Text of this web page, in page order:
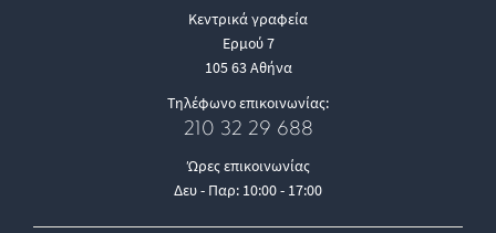
Κεντρικά γραφεία
Ερμού 7
105 63 Αθήνα
Τηλέφωνο επικοινωνίας:
210 32 29 688
Ώρες επικοινωνίας
Δευ - Παρ: 10:00 - 17:00